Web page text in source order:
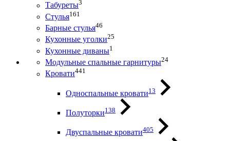
Табуреты3
Стулья161
Барные стулья46
Кухонные уголки25
Кухонные диваны1
Модульные спальные гарнитуры24
Кровати441
Односпальные кровати13
Полуторки138
Двуспальные кровати405